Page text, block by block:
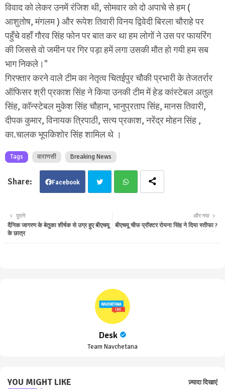
विवाद को लेकर उनमें रंजिश थी, सोमवार को दो अपाचे से हम (
आशुतोष, मंगलम ) और रूपेश तिवारी विनय द्विवेदी बिरला चौराहे पर
पहुँचे वहाँ गौरव सिंह फोन पर बात कर था हम लोगों ने उस पर फायरिंग
की जिससे वो जमीन पर गिर पड़ा हमें लगा उसकी मौत हो गयी हम सब
भाग निकले।"
गिरफ्तार करने वाले टीम का नेतृत्व चितईपुर चौकी प्रभारी के तेजतर्रार
ऑफिसर श्री प्रकाश सिंह ने किया उनकी टीम में हेड कांस्टेबल अतुल
सिंह, कॉन्स्टेबल मुकेश सिंह चौहान, भानुप्रताप सिंह, मानस तिवारी,
दीपक कुमार, विनायक त्रिपाठी, सत्य प्रकाश, नरेंद्र मोहन सिंह ,
का.चालक भूपकिशोर सिंह शामिल थे ।
Tags वाराणसी Breaking News
Facebook
ter tsa
और नया
बीएचयू चीफ प्रॉक्टर रोयना सिंह ने दिया स्तीफा ?
पुराने
दैनिक जागरण के बेतुका शीर्षक से उग्र हुए बीएचयू
के छात्र
Desk
Team Navchetana
YOU MIGHT LIKE ज़्यादा दिखाएं